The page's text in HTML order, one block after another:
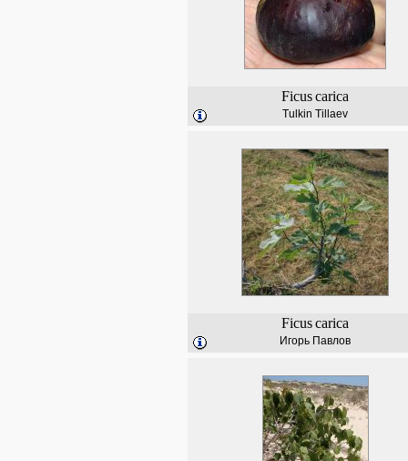
Ficuscarica
Tulkin Tillaev
Ficuscarica
Игорь Павлов